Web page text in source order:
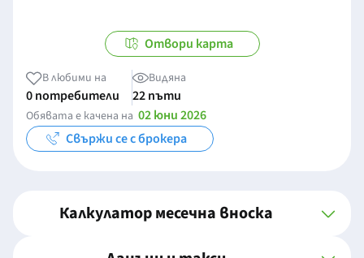
Отвори карта
В любими на
0 потребители
Видяна
22 пъти
Обявата е качена на 02 юни 2026
Свържи се с брокера
Калкулатор месечна вноска